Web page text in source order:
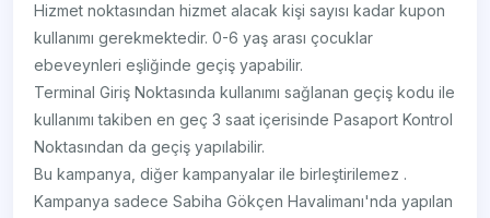
Hizmet noktasından hizmet alacak kişi sayısı kadar kupon
kullanımı gerekmektedir. 0-6 yaş arası çocuklar
ebeveynleri eşliğinde geçiş yapabilir.
Terminal Giriş Noktasında kullanımı sağlanan geçiş kodu ile
kullanımı takiben en geç 3 saat içerisinde Pasaport Kontrol
Noktasından da geçiş yapılabilir.
Bu kampanya, diğer kampanyalar ile birleştirilemez .
Kampanya sadece Sabiha Gökçen Havalimanı'nda yapılan